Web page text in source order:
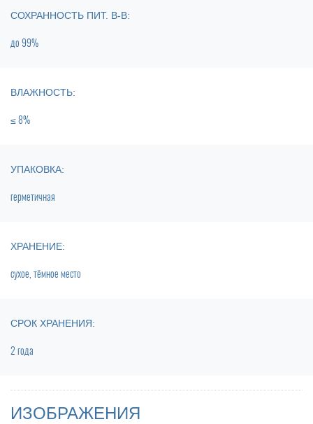
СОХРАННОСТЬ ПИТ. В-В:
до 99%
ВЛАЖНОСТЬ:
≤ 8%
УПАКОВКА:
герметичная
ХРАНЕНИЕ:
сухое, тёмное место
СРОК ХРАНЕНИЯ:
2 года
ИЗОБРАЖЕНИЯ